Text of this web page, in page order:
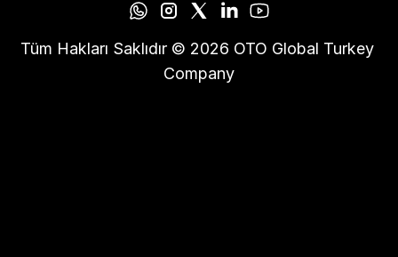
Tüm Hakları Saklıdır © 2026 OTO Global Turkey
Company